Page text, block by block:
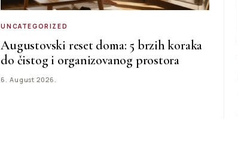
UNCATEGORIZED
Augustovski reset doma: 5 brzih koraka
do čistog i organizovanog prostora
6. August 2026.